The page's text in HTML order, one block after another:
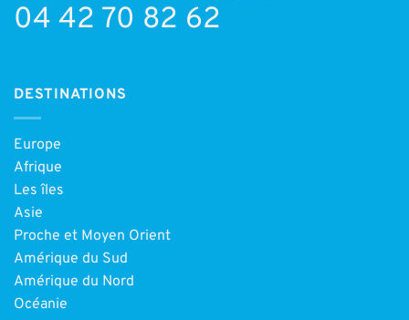
04 42 70 82 62
DESTINATIONS
Europe
Afrique
Les îles
Asie
Proche et Moyen Orient
Amérique du Sud
Amérique du Nord
Océanie